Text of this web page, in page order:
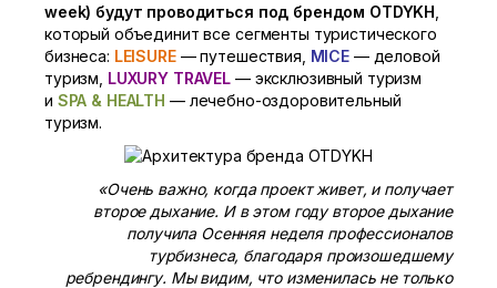
week) будут проводиться под брендом OTDYKH
который объединит все сегменты туристического
бизнеса: LEISURE— путешествия, MICE — деловой
туризм, LUXURY TRAVEL — эксклюзивный туризм
и SPA & HEALTH — лечебно-оздоровительный
туризм.
«Очень важно, когда проект живет, и получает
второе дыхание. И в этом году второе дыхание
получила Осенняя неделя профессионалов
турбизнеса, благодаря произошедшему
ребрендингу. Мы видим, что изменилась не только